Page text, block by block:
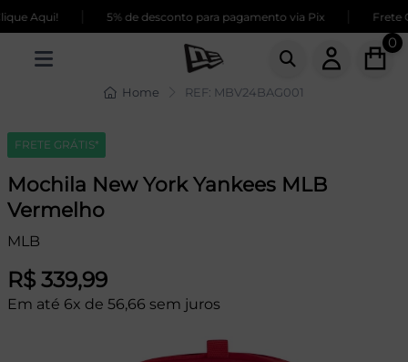
Aqui! 5% de desconto para pagamento via Pix Frete
0
Home REF: MBV24BAG001
FRETE GRÁTIS*
Mochila New York Yankees MLB
Vermelho
MLB
R$ 339,99
Em até 6x de 56,66 sem juros